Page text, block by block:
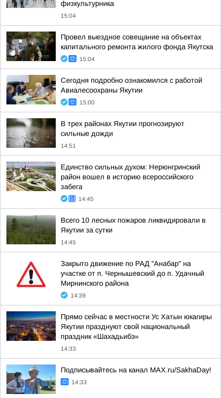
физкультурника
15:04
Провел выездное совещание на объектах
капитального ремонта жилого фонда Якутска
15:04
Сегодня подробно ознакомился с работой
Авиалесоохраны Якутии
15:00
В трех районах Якутии прогнозируют
сильные дожди
14:51
Единство сильных духом: Нерюнгринский
район вошел в историю всероссийского
забега
14:45
Всего 10 лесных пожаров ликвидировали в
Якутии за сутки
14:45
Закрыто движение по РАД "Анабар" на
участке от п. Чернышевский до п. Удачный
Мирнинского района
14:39
Прямо сейчас в местности Ус Хатын юкагиры
Якутии празднуют свой национальный
праздник «Шахадьибэ»
14:33
Подписывайтесь на канал MAX.ru/SakhaDay!
14:33